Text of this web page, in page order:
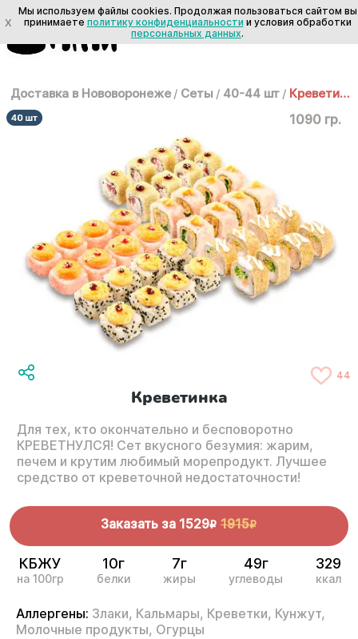
Доставка в Нововоронеже / Сеты / 40-44 шт / Креветинка
1090 гр.
44
Креветинка
Для тех, кто окончательно и бесповоротно
КРЕВЕТНУЛСЯ! Сет вкусного безумия: жарим,
печем и крутим любимый морепродукт. Лучшее
средство от креветочной недостаточности!
Заказать за 1529R 1915R
КБЖУ
на 100гр
10г
белки
7г
жиры
49г
углеводы
329
ккал
Аллергены: Злаки, Кальмары, Креветки, Кунжут,
Молочные продукты, Огурцы
X
Мы используем файлы cookies. Продолжая пользоваться сайтом вы
принимаете политику конфиденциальности и условия обработки
персональных данных.